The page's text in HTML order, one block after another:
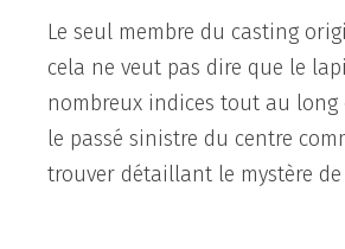
Le seul membre du casting
cela ne veut pas dire que le
nombreux indices tout au long
le passé sinistre du centre
trouver détaillant le mystère